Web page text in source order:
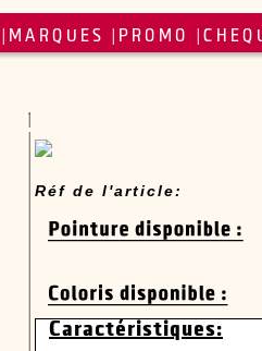
MARQUES PROMO
Réf de l'article:
Caractéristiques: